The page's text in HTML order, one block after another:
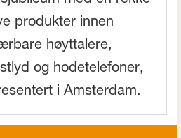
produkter innen
høyttalere,
og hodetelefoner,
i Amsterdam.